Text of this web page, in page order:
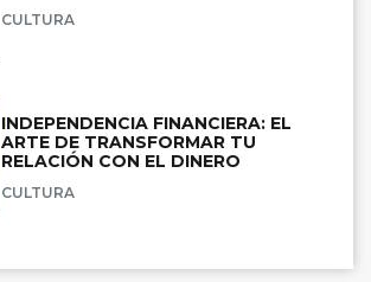
CULTURA
INDEPENDENCIA FINANCIERA: EL
ARTE DE TRANSFORMAR TU
RELACIÓN CON EL DINERO
CULTURA